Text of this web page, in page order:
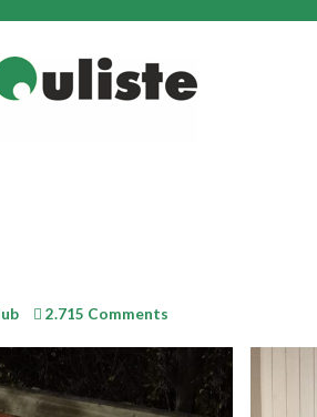
2.715 Comments